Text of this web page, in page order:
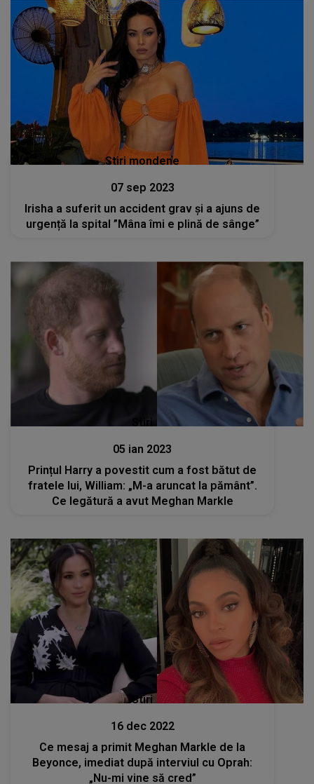
Stiri mondene
07 sep 2023
Irisha a suferit un accident grav și a ajuns de
urgență la spital ”Mâna îmi e plină de sânge”
Stiri
05 ian 2023
Prințul Harry a povestit cum a fost bătut de
fratele lui, William: „M-a aruncat la pământ”.
Ce legătură a avut Meghan Markle
Stiri
16 dec 2022
Ce mesaj a primit Meghan Markle de la
Beyonce, imediat după interviul cu Oprah:
„Nu-mi vine să cred”